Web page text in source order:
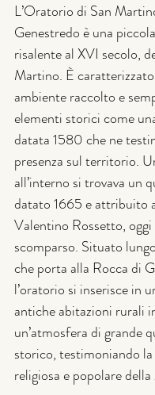
L’Oratorio di San
Genestredo è una
risalente al XVI secolo,
Martino. È
ambiente raccolto e
elementi storici come
datata 1580 che ne
presenza sul territorio.
all’interno si trovava un
datato 1665 e attribuito
Valentino Rossetto, oggi
scomparso. Situato
che porta alla Rocca di
l’oratorio si inserisce in
antiche abitazioni rurali
un’atmosfera di grande
storico, testimoniando
religiosa e popolare della